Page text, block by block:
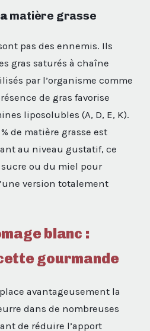
matière grasse
pas des ennemis. Ils
gras saturés à chaîne
par l’organisme comme
de gras favorise
liposolubles (A, D, E, K).
de matière grasse est
au niveau gustatif, ce
ou du miel pour
version totalement
blanc :
gourmande
avantageusement la
dans de nombreuses
de réduire l’apport